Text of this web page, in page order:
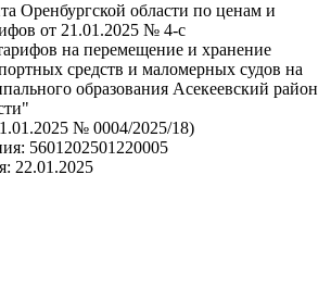
Оренбургской области по ценам и
от 21.01.2025 № 4-с
на перемещение и хранение
средств и маломерных судов на
образования Асекеевский район
№ 0004/2025/18)
5601202501220005
22.01.2025